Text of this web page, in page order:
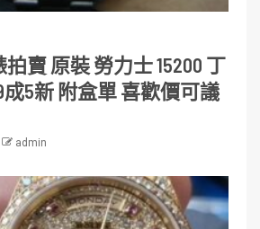
賣 原裝 勞力士 15200 丁
5新 附盒單 喜歡價可議
admin